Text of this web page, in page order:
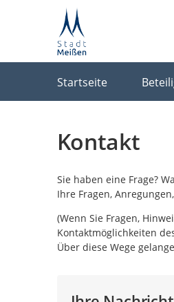
Startseite
Kontakt
Sie haben eine Frage?
Ihre Fragen,
(Wenn Sie Fragen,
Kontaktmöglichkeiten
Über diese Wege